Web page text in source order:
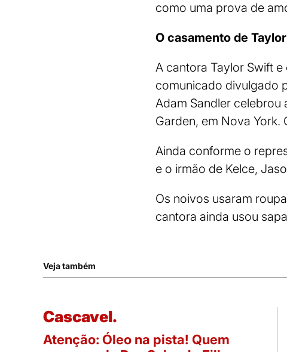
como uma prova de
O casamento de
A cantora Taylor Swift
comunicado divulgado
Adam Sandler celebrou
Garden, em Nova York.
Ainda conforme o
e o irmão de Kelce,
Os noivos usaram
cantora ainda usou
Veja também
Cascavel.
Atenção: Óleo na pista! Quem